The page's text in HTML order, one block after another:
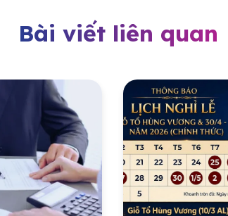
Bài viết liên quan